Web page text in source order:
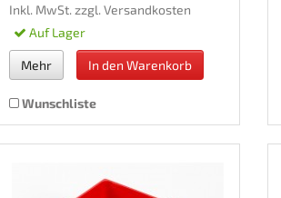
Inkl. MwSt. zzgl. Versandkosten
Auf Lager
Mehr In den Warenkorb
Wunschliste